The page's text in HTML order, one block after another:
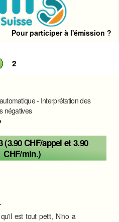
Pour participer à l'émission ?
2
- Interprétation des
négatives
(3.90 CHF/appel et 3.90
CHF/min.)
est tout petit, Nino a